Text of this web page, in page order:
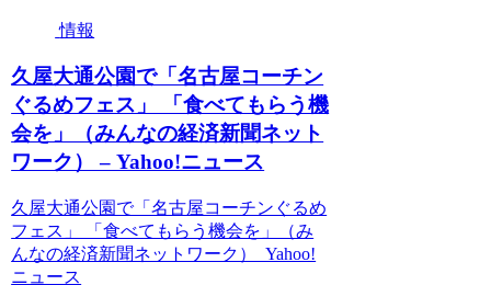
情報
久屋大通公園で「名古屋コーチン
ぐるめフェス」 「食べてもらう機
会を」（みんなの経済新聞ネット
ワーク） – Yahoo!ニュース
久屋大通公園で「名古屋コーチンぐるめ
フェス」 「食べてもらう機会を」（み
んなの経済新聞ネットワーク） Yahoo!
ニュース